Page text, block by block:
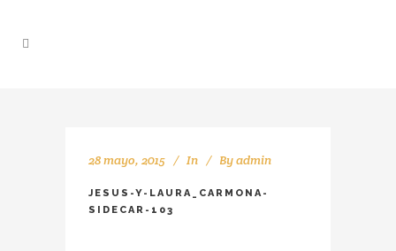
28 mayo, 2015 In Byadmin
JESUS-Y-LAURA_CARMONA-
SIDECAR-103